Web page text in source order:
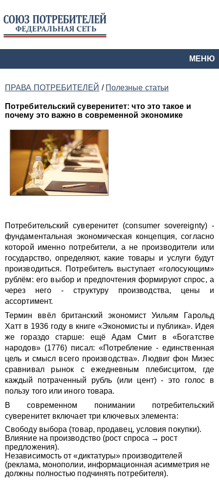
МЕНЮ
ПРАВА ПОТРЕБИТЕЛЕЙ / Полезные статьи
Потребительский суверенитет: что это такое и
почему это важно в современной экономике
Потребительский суверенитет (consumer sovereignty) -
фундаментальная экономическая концепция, согласно
которой именно потребители, а не производители или
государство, определяют, какие товары и услуги будут
производиться. Потребитель выступает «голосующим»
рублём: его выбор и предпочтения формируют спрос, а
через него - структуру производства, цены и
ассортимент.
Термин ввёл британский экономист Уильям Гарольд
Хатт в 1936 году в книге «Экономисты и публика». Идея
же гораздо старше: ещё Адам Смит в «Богатстве
народов» (1776) писал: «Потребление - единственная
цель и смысл всего производства». Людвиг фон Мизес
сравнивал рынок с ежедневным плебисцитом, где
каждый потраченный рубль (или цент) - это голос в
пользу того или иного товара.
В современном понимании потребительский
суверенитет включает три ключевых элемента:
Свободу выбора (товар, продавец, условия покупки).
Влияние на производство (рост спроса → рост
предложения).
Независимость от «диктатуры» производителей
(реклама, монополии, информационная асимметрия не
должны полностью подчинять потребителя).